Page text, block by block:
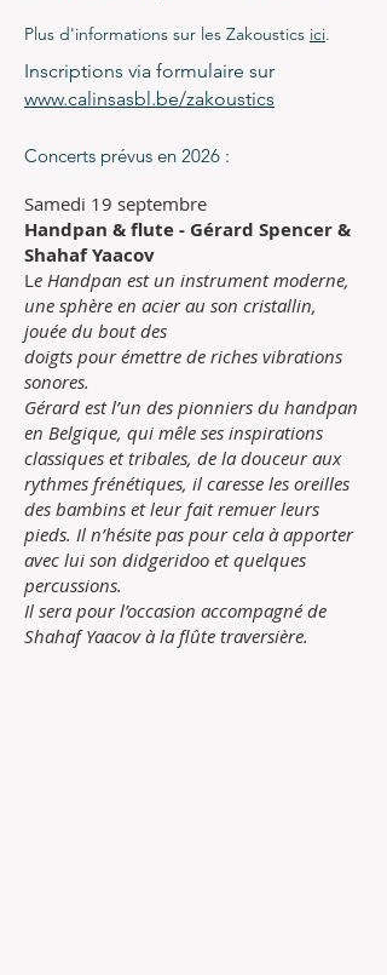
Plus d'informations sur les Zakoustics ici.
Inscriptions via formulaire sur
www.calinsasbl.be/zakoustics
Concerts prévus en 2026 :
Samedi 19 septembre
Handpan & flute - Gérard Spencer &
Shahaf Yaacov
Le Handpan est un instrument moderne,
une sphère en acier au son cristallin,
jouée du bout des
doigts pour émettre de riches vibrations
sonores.
Gérard est l’un des pionniers du handpan
en Belgique, qui mêle ses inspirations
classiques et tribales, de la douceur aux
rythmes frénétiques, il caresse les oreilles
des bambins et leur fait remuer leurs
pieds. Il n’hésite pas pour cela à apporter
avec lui son didgeridoo et quelques
percussions.
Il sera pour l’occasion accompagné de
Shahaf Yaacov à la flûte traversière.